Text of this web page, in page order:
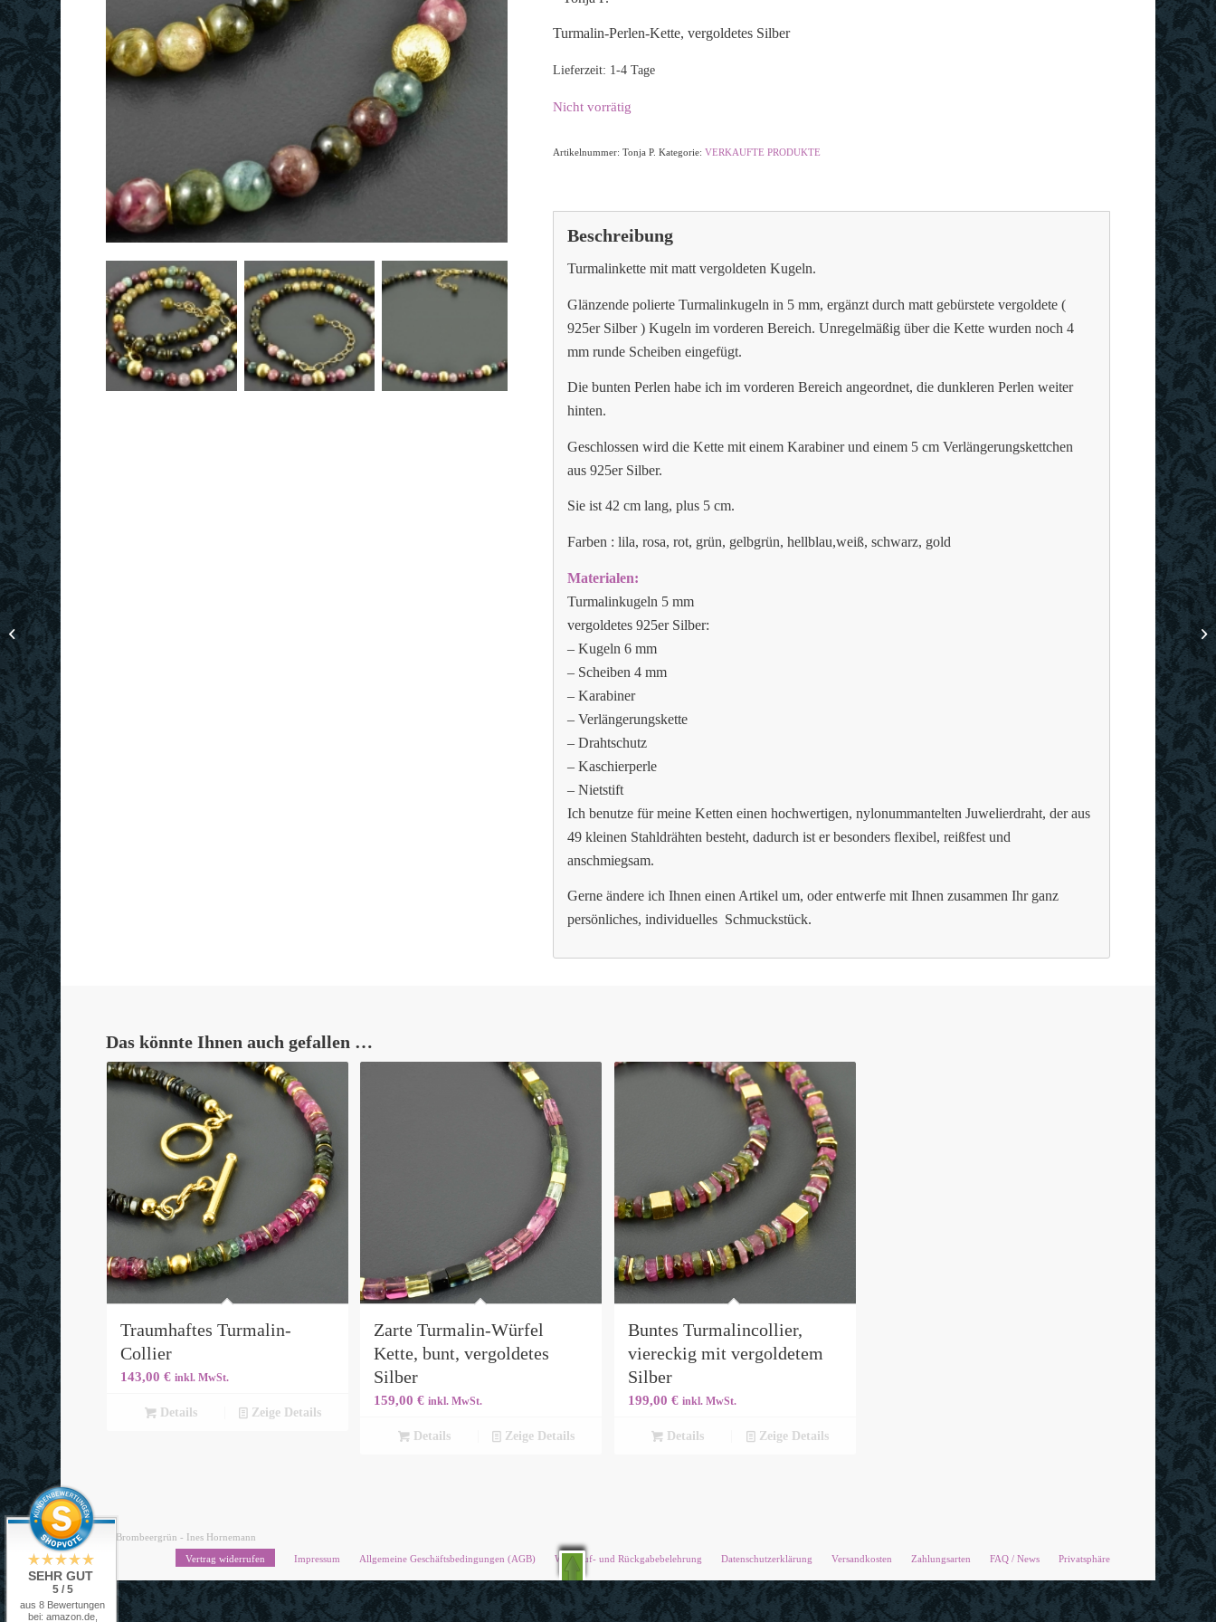
Turmalin-Perlen-Kette, vergoldetes Silber
Lieferzeit: 1-4 Tage
Nicht vorrätig
Artikelnummer:Tonja P. Kategorie:VERKAUFTE PRODUKTE
Beschreibung
Turmalinkette mit matt vergoldeten Kugeln.
Glänzende polierte Turmalinkugeln in 5 mm, ergänzt durch matt gebürstete vergoldete (
925er Silber ) Kugeln im vorderen Bereich. Unregelmäßig über die Kette wurden noch 4
mm runde Scheiben eingefügt.
Die bunten Perlen habe ich im vorderen Bereich angeordnet, die dunkleren Perlen weiter
hinten.
Geschlossen wird die Kette mit einem Karabiner und einem 5 cm Verlängerungskettchen
aus 925er Silber.
Sie ist 42 cm lang, plus 5 cm.
Farben : lila, rosa, rot, grün, gelbgrün, hellblau,weiß, schwarz, gold
Materialen:
Turmalinkugeln 5 mm
vergoldetes 925er Silber:
– Kugeln 6 mm
– Scheiben 4 mm
– Karabiner
– Verlängerungskette
– Drahtschutz
– Kaschierperle
– Nietstift
Ich benutze für meine Ketten einen hochwertigen, nylonummantelten Juwelierdraht, der aus
49 kleinen Stahldrähten besteht, dadurch ist er besonders flexibel, reißfest und
anschmiegsam.
Gerne ändere ich Ihnen einen Artikel um, oder entwerfe mit Ihnen zusammen Ihr ganz
persönliches, individuelles Schmuckstück.
Das könnte Ihnen auch gefallen …
Traumhaftes Turmalin-
Collier
143,00€ inkl. MwSt.
Details Zeige Details
Zarte Turmalin-Würfel
Kette, bunt, vergoldetes
Silber
159,00€ inkl. MwSt.
Details Zeige Details
Buntes Turmalincollier,
viereckig mit vergoldetem
Silber
199,00 € inkl. MwSt.
Details Zeige Details
© Brombeergrün - Ines Hornemann
Vertrag widerrufen
Impressum Allgemeine Geschäftsbedingungen (AGB) Widerruf- und Rückgabebelehrung Datenschutzerklärung Versandkosten Zahlungsarten FAQ / News Privatsphäre
Kette mit Würfeln aus
Granat und vergoldetem
Silber
SEHR GUT
5 / 5
aus 8 Bewertungen
bei: amazon.de,
X
Schön, dass Sie mich gefunden haben!